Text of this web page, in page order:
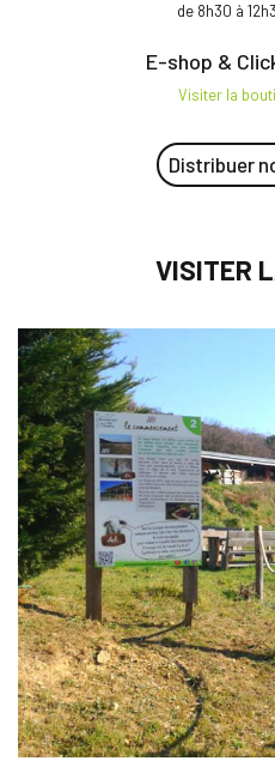
de 8h30 à
E-shop &
Visiter la
Distribuer
VISITER